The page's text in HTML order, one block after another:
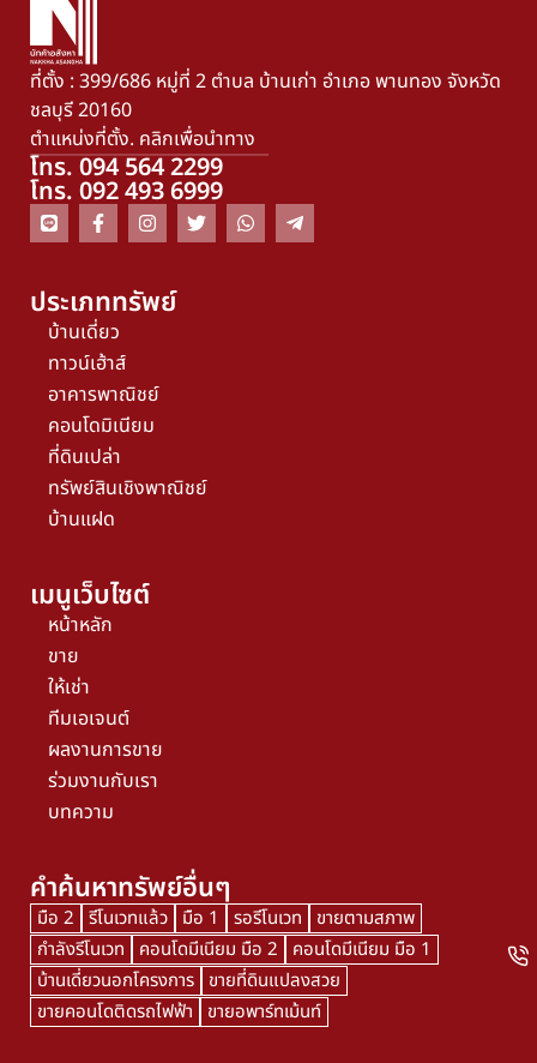
ที่ตั้ง : 399/686 หมู่ที่ 2 ตำบล บ้านเก่า อำเภอ พานทอง จังหวัด
ชลบุรี 20160
ตำแหน่งที่ตั้ง. คลิกเพื่อนำทาง
โทร. 094 564 2299
โทร. 092 493 6999
ประเภททรัพย์
บ้านเดี่ยว
ทาวน์เฮ้าส์
อาคารพาณิชย์
คอนโดมิเนียม
ที่ดินเปล่า
ทรัพย์สินเชิงพาณิชย์
บ้านแฝด
เมนูเว็บไซต์
หน้าหลัก
ขาย
ให้เช่า
ทีมเอเจนต์
ผลงานการขาย
ร่วมงานกับเรา
บทความ
คำค้นหาทรัพย์อื่นๆ
มือ 2 รีโนเวทแล้ว มือ 1 รอรีโนเวท
ขายตามสภาพ
กำลังรีโนเวท
คอนโดมีเนียม มือ 2
คอนโดมีเนียม มือ 1
บ้านเดี่ยวนอกโครงการ ขายที่ดินแปลงสวย
ขายคอนโดติดรถไฟฟ้า
ขายอพาร์ทเม้นท์